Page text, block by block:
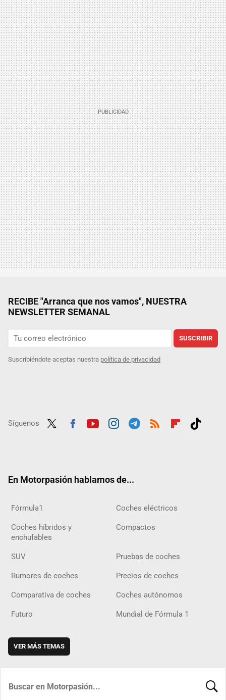
RECIBE "Arranca que nos vamos", NUESTRA
NEWSLETTER SEMANAL
SUSCRIBIR
Suscribiéndote aceptas nuestra política de privacidad
Síguenos
En Motorpasión hablamos de...
Fórmula1 Coches eléctricos
Coches híbridos y
enchufables
Compactos
SUV Pruebas de coches
Rumores de coches Precios de coches
Comparativa de coches Coches autónomos
Futuro Mundial de Fórmula 1
VER MÁS TEMAS